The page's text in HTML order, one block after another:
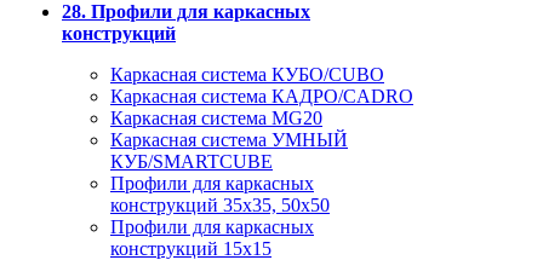
28. Профили для каркасных
конструкций
Каркасная система КУБО/CUBO
Каркасная система КАДРО/CADRO
Каркасная система MG20
Каркасная система УМНЫЙ
КУБ/SMARTCUBE
Профили для каркасных
конструкций 35x35, 50x50
Профили для каркасных
конструкций 15х15